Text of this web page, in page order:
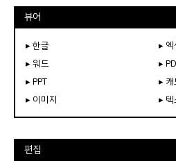
뷰어
▸ 한글
▸ 엑
▸ 워드
▸
▸ PPT
▸ 캐
▸ 이미지
▸ 텍
편집